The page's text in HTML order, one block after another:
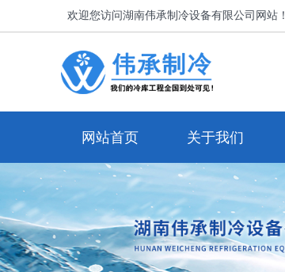
欢迎您访问湖南伟承制冷设备有限公司网站！
网站首页 关于我们